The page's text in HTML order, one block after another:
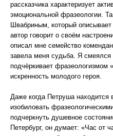
рассказчика характеризует
эмоциональной фразеологии.
Швабриным, который описывает
автор говорит о своём
описал мне семейство
завела меня судьба. Я
подчёркивает фразеологизмом
искренность молодого героя.
Даже когда Петруша находится
изобиловать
подчеркнуть душевное
Петербург, он думает: «Час от